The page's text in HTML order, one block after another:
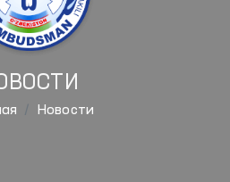
Новости